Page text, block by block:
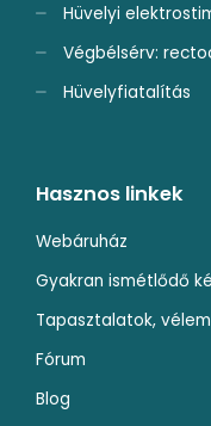
Hasznos linkek
Webáruház
Gyakran ismétlődő
Tapasztalatok,
Fórum
Blog
Hüvelyi
Végbélsérv:
Hüvelyfiatalítás